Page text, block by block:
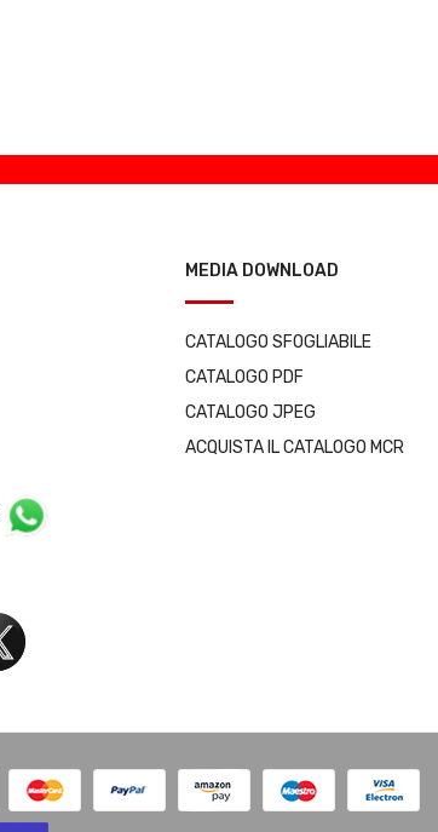
MEDIA DOWNLOAD
CATALOGO SFOGLIABILE
CATALOGO PDF
CATALOGO JPEG
ACQUISTA IL CATALOGO MCR